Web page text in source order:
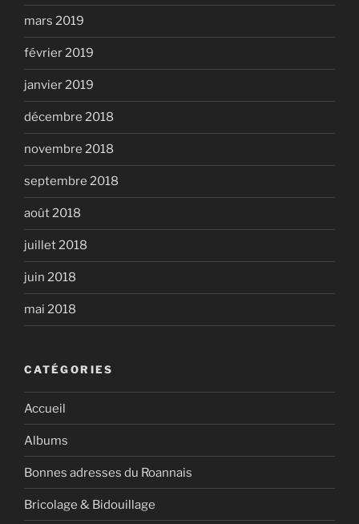
mars 2019
février 2019
janvier 2019
décembre 2018
novembre 2018
septembre 2018
août 2018
juillet 2018
juin 2018
mai 2018
CATÉGORIES
Accueil
Albums
Bonnes adresses du Roannais
Bricolage & Bidouillage